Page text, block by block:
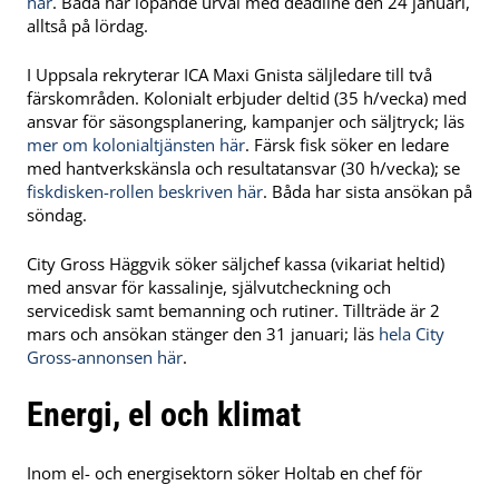
alltså på lördag.
I Uppsala rekryterar ICA Maxi Gnista säljledare till två
färskområden. Kolonialt erbjuder deltid (35 h/vecka) med
ansvar för säsongsplanering, kampanjer och säljtryck; läs
mer om kolonialtjänsten här. Färsk fisk söker en ledare
med hantverkskänsla och resultatansvar (30 h/vecka); se
fiskdisken-rollen beskriven här. Båda har sista ansökan på
söndag.
City Gross Häggvik söker säljchef kassa (vikariat heltid)
med ansvar för kassalinje, självutcheckning och
servicedisk samt bemanning och rutiner. Tillträde är 2
mars och ansökan stänger den 31 januari; läs hela City
Gross-annonsen här.
Energi, el och klimat
Inom el- och energisektorn söker Holtab en chef för